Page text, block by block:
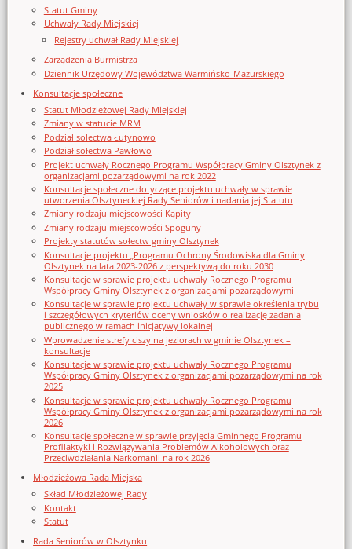
Statut Gminy
Uchwały Rady Miejskiej
Rejestry uchwał Rady Miejskiej
Zarządzenia Burmistrza
Dziennik Urzędowy Województwa Warmińsko-Mazurskiego
Konsultacje społeczne
Statut Młodzieżowej Rady Miejskiej
Zmiany w statucie MRM
Podział sołectwa Łutynowo
Podział sołectwa Pawłowo
Projekt uchwały Rocznego Programu Współpracy Gminy Olsztynek z
organizacjami pozarządowymi na rok 2022
Konsultacje społeczne dotyczące projektu uchwały w sprawie
utworzenia Olsztyneckiej Rady Seniorów i nadania jej Statutu
Zmiany rodzaju miejscowości Kąpity
Zmiany rodzaju miejscowości Spoguny
Projekty statutów sołectw gminy Olsztynek
Konsultacje projektu „Programu Ochrony Środowiska dla Gminy
Olsztynek na lata 2023-2026 z perspektywą do roku 2030
Konsultacje w sprawie projektu uchwały Rocznego Programu
Współpracy Gminy Olsztynek z organizacjami pozarządowymi
Konsultacje w sprawie projektu uchwały w sprawie określenia trybu
i szczegółowych kryteriów oceny wniosków o realizację zadania
publicznego w ramach inicjatywy lokalnej
Wprowadzenie strefy ciszy na jeziorach w gminie Olsztynek –
konsultacje
Konsultacje w sprawie projektu uchwały Rocznego Programu
Współpracy Gminy Olsztynek z organizacjami pozarządowymi na rok
2025
Konsultacje w sprawie projektu uchwały Rocznego Programu
Współpracy Gminy Olsztynek z organizacjami pozarządowymi na rok
2026
Konsultacje społeczne w sprawie przyjęcia Gminnego Programu
Profilaktyki i Rozwiązywania Problemów Alkoholowych oraz
Przeciwdziałania Narkomanii na rok 2026
Młodzieżowa Rada Miejska
Skład Młodzieżowej Rady
Kontakt
Statut
Rada Seniorów w Olsztynku